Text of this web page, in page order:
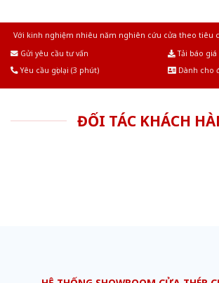
Với kinh nghiệm nhiêu năm nghiên cứu cửa theo tiêu
Gửi yêu cầu tư vấn
Tải báo
Yêu cầu gọi lại (3 phút)
Dành cho
ĐỐI TÁC KHÁCH